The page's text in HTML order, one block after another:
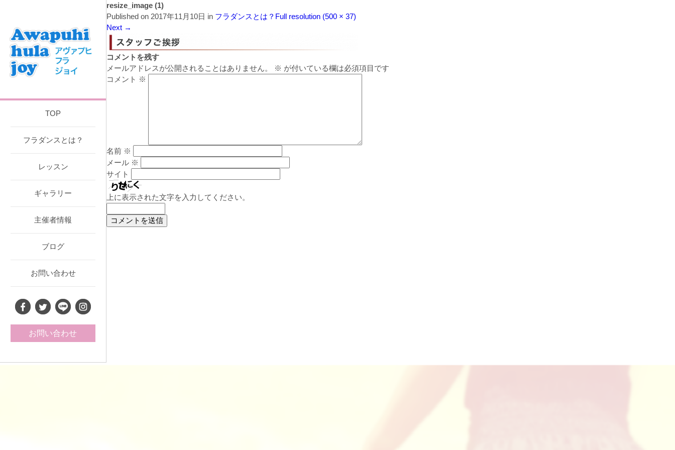
TOP
フラダンスとは？
レッスン
ギャラリー
主催者情報
ブログ
お問い合わせ
お問い合わせ
resize_image (1)
Published on 2017年11月10日 in フラダンスとは？ Full resolution (500 × 37)
Next →
コメントを残す
メールアドレスが公開されることはありません。
※ が付いている欄は必須項目です
コメント ※
名前 ※
メール ※
サイト
上に表示された文字を入力してください。